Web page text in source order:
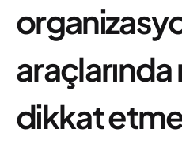
dikkat